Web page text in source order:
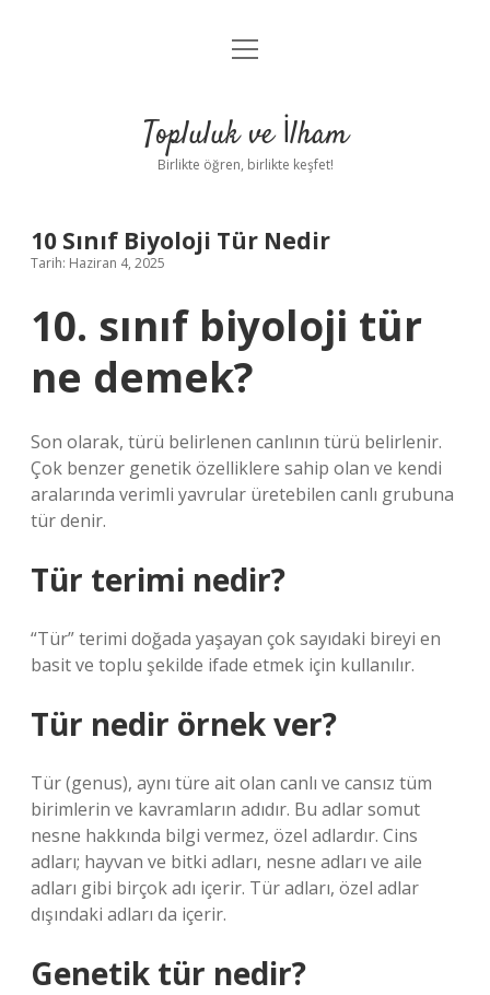
Anasayfa
Yasal Uyarı
menüyü
Topluluk ve İlham
Birlikte öğren, birlikte keşfet!
10 Sınıf Biyoloji Tür Nedir
Tarih: Haziran 4, 2025
10. sınıf biyoloji tür
ne demek?
Son olarak, türü belirlenen canlının türü belirlenir.
Çok benzer genetik özelliklere sahip olan ve kendi
aralarında verimli yavrular üretebilen canlı grubuna
tür denir.
Tür terimi nedir?
“Tür” terimi doğada yaşayan çok sayıdaki bireyi en
basit ve toplu şekilde ifade etmek için kullanılır.
Tür nedir örnek ver?
Tür (genus), aynı türe ait olan canlı ve cansız tüm
birimlerin ve kavramların adıdır. Bu adlar somut
nesne hakkında bilgi vermez, özel adlardır. Cins
adları; hayvan ve bitki adları, nesne adları ve aile
adları gibi birçok adı içerir. Tür adları, özel adlar
dışındaki adları da içerir.
Genetik tür nedir?